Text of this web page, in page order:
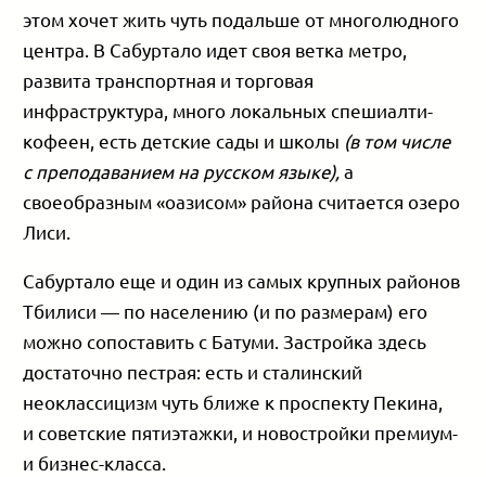
этом хочет жить чуть подальше от многолюдного
центра. В Сабуртало идет своя ветка метро,
развита транспортная и торговая
инфраструктура, много локальных спешиалти-
кофеен, есть детские сады и школы (в том числе
с преподаванием на русском языке),а
своеобразным «оазисом» района считается озеро
Лиси.
Сабуртало еще и один из самых крупных районов
Тбилиси — по населению (и по размерам) его
можно сопоставить с Батуми. Застройка здесь
достаточно пестрая: есть и сталинский
неоклассицизм чуть ближе к проспекту Пекина,
и советские пятиэтажки, и новостройки премиум-
и бизнес-класса.